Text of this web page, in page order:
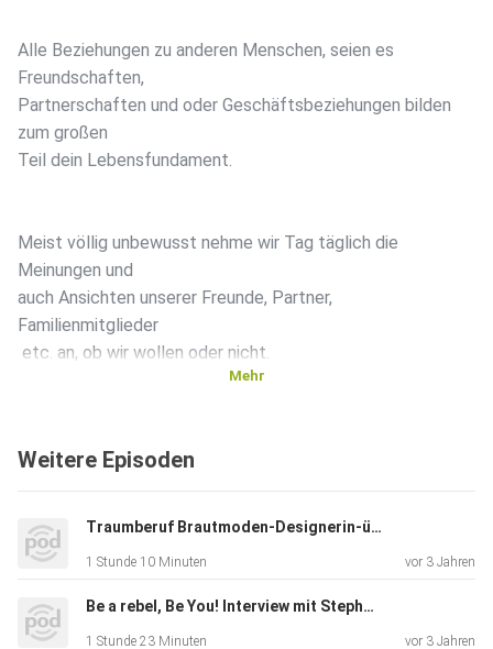
Alle Beziehungen zu anderen Menschen, seien es
Freundschaften,
Partnerschaften und oder Geschäftsbeziehungen bilden
zum großen
Teil dein Lebensfundament.
Meist völlig unbewusst nehme wir Tag täglich die
Meinungen und
auch Ansichten unserer Freunde, Partner,
Familienmitglieder
etc. an, ob wir wollen oder nicht.
dich
erreichen.. und andersherum schöpfst du auch neue
und kraft´, die dich beflügelt und dich zum wachsen bringt.
Mehr
Weitere Episoden
Traumberuf Brautmoden-Designerin-über Mut, Selbstvertrauen und Erfolg.
1 Stunde 10 Minuten vor 3 Jahren
Be a rebel, Be You! Interview mit Stephan Achstetter
1 Stunde 23 Minuten vor 3 Jahren